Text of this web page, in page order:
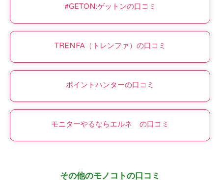
#GETON:ゲットンの口コミ
TRENFA（トレンファ）の口コミ
ポイントハンターの口コミ
モニターやるならエルネ の口コミ
その他のモノコトの口コミ